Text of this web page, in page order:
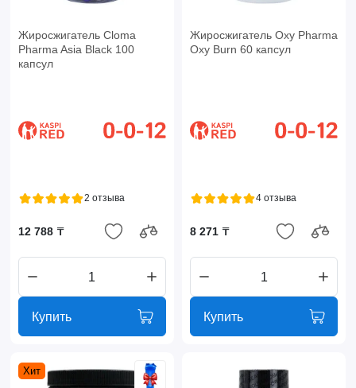
Жиросжигатель Cloma
Pharma Asia Black 100
капсул
2 отзыва
12 788 ₸
Купить
Жиросжигатель Oxy Pharma
Oxy Burn 60 капсул
4 отзыва
8 271 ₸
Купить
Хит